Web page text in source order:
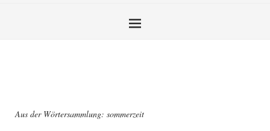
Aus der Wörtersammlung: sommerzeit